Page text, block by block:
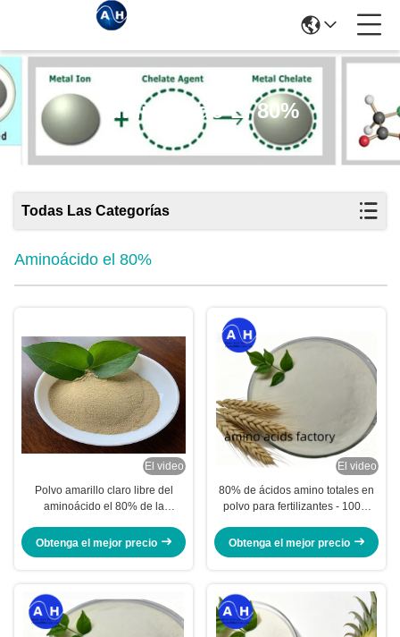
Aminoácido El 80%
Todas Las Categorías
Aminoácido el 80%
El video
Polvo amarillo claro libre del
aminoácido el 80% de la
Obtenga el mejor precio
El video
80% de ácidos amino totales en
polvo para fertilizantes - 100%
Proteína de maíz libre de
proteínas
Obtenga el mejor precio